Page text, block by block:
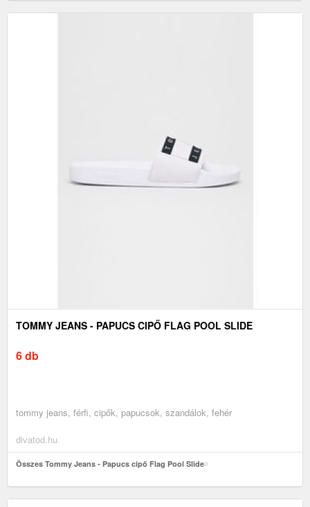
TOMMY JEANS - PAPUCS CIPŐ FLAG POOL SLIDE
6 db
tommy jeans, férfi, cipők, papucsok, szandálok, fehér
divatod.hu
Összes Tommy Jeans - Papucs cipő Flag Pool Slide